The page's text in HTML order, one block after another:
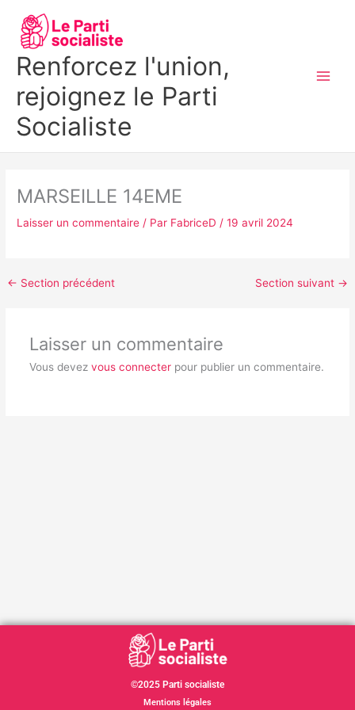
contenu
Renforcez l'union,
rejoignez le Parti
Socialiste
MARSEILLE 14EME
Laisser un commentaire / Par FabriceD/19 avril 2024
← Section précédent Section suivant →
Laisser un commentaire
Vous devez vous connecterpour publier un commentaire.
©2025 Parti socialiste
Mentions légales